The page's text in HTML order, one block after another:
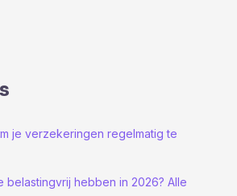
je verzekeringen regelmatig te
belastingvrij hebben in 2026? Alle